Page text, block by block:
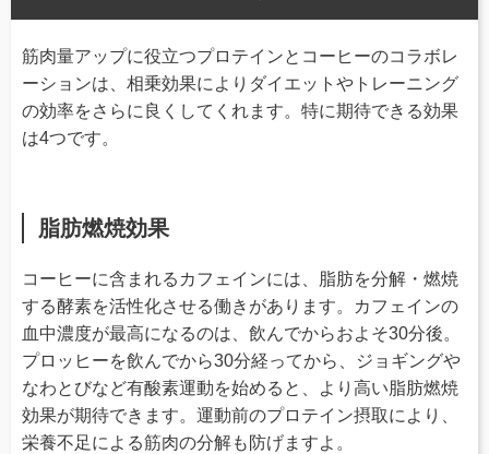
筋肉量アップに役立つプロテインとコーヒーのコラボレ
ーションは、相乗効果によりダイエットやトレーニング
の効率をさらに良くしてくれます。特に期待できる効果
は4つです。
脂肪燃焼効果
コーヒーに含まれるカフェインには、脂肪を分解・燃焼
する酵素を活性化させる働きがあります。カフェインの
血中濃度が最高になるのは、飲んでからおよそ30分後。
プロッヒーを飲んでから30分経ってから、ジョギングや
なわとびなど有酸素運動を始めると、より高い脂肪燃焼
効果が期待できます。運動前のプロテイン摂取により、
栄養不足による筋肉の分解も防げますよ。